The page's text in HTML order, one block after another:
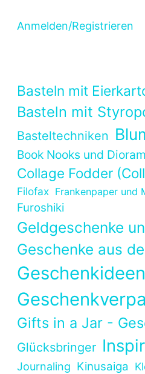
Anmelden/Registrieren
Basteln mit
Basteln mit
Basteltechniken
Book Nooks und
Collage Fodder
Filofax Frankenpaper und
Furoshiki
Geldgeschenke
Geschenke aus
Gifts in a Jar -
Glücksbringer
Journaling Kinusaiga